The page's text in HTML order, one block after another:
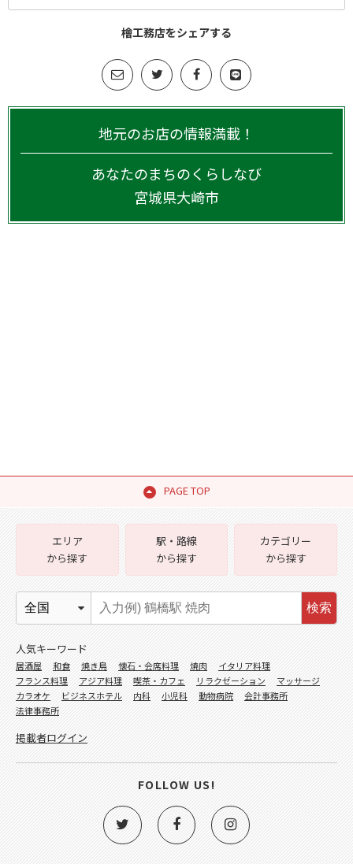
檜工務店をシェアする
地元のお店の情報満載！
あなたのまちのくらしなび
宮城県大崎市
PAGE TOP
エリア
から探す
駅・路線
から探す
カテゴリー
から探す
検索
人気キーワード
居酒屋 和食 焼き鳥 懐石・会席料理 焼肉
イタリア料理
フランス料理
アジア料理 喫茶・カフェ リラクゼーション
マッサージ
カラオケ
ビジネスホテル 内科 小児科 動物病院
会計事務所
法律事務所
掲載者ログイン
FOLLOW US!